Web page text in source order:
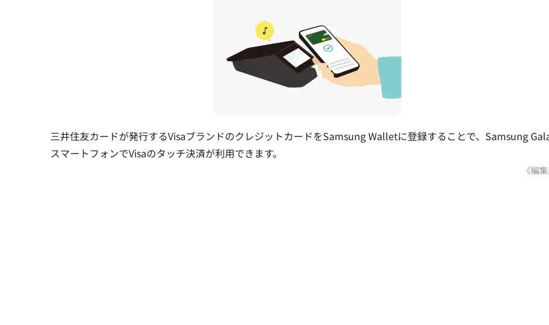
三井住友カードが発行するVisaブランドのクレジットカードをSamsung Walletに登録することで、Samsung
スマートフォンでVisaのタッチ決済が利用できます。
《編